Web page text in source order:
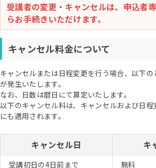
受講者の変更・キャンセルは、申込者
らお手続きいただけます。
キャンセル料金について
キャンセルまたは日程変更を行う場合、以下
が発生いたします。
なお、日数は暦日にて算定いたします。
以下のキャンセル料は、キャンセルおよび日
にも適用されます。
キャンセル日 キ
受講初日の4日前まで
無料